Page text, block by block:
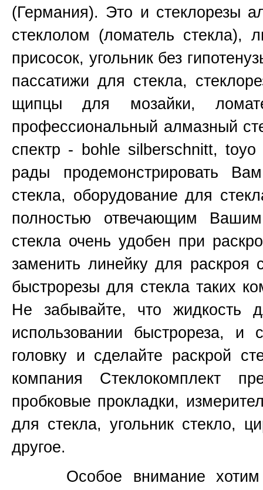
(Германия). Это и стеклорезы
стеклолом (ломатель стекла),
присосок, угольник без
пассатижи для стекла,
щипцы для мозайки,
профессиональный алмазный
спектр - bohle silberschnitt,
рады продемонстрировать
стекла, оборудование для
полностью отвечающим
стекла очень удобен при
заменить линейку для раскроя
быстрорезы для стекла таких
Не забывайте, что жидкость
использовании быстрореза, и
головку и сделайте раскрой
компания Стеклокомплект
пробковые прокладки,
для стекла, угольник стекло,
другое.
Особое внимание хотим